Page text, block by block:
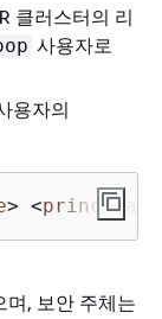
클러스터의 리
사용자로
용자의
> <principal
며, 보안 주체는